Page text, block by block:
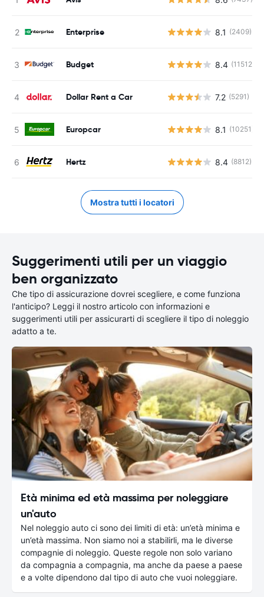
Enterprise 8.1 (2409)
Budget 8.4 (11512)
Dollar Rent a Car 7.2 (5291)
Europcar 8.1 (10251)
Hertz 8.4 (8812)
Mostra tutti i locatori
Suggerimenti utili per un viaggio
ben organizzato
Che tipo di assicurazione dovrei scegliere, e come funziona
l'anticipo? Leggi il nostro articolo con informazioni e
suggerimenti utili per assicurarti di scegliere il tipo di noleggio
adatto a te.
Età minima ed età massima per noleggiare
un'auto
Nel noleggio auto ci sono dei limiti di età: un’età minima e
un’età massima. Non siamo noi a stabilirli, ma le diverse
compagnie di noleggio. Queste regole non solo variano
da compagnia a compagnia, ma anche da paese a paese
e a volte dipendono dal tipo di auto che vuoi noleggiare.